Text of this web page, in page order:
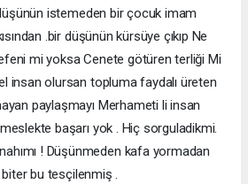
istemeden bir çocuk imam
.bir düşünün kürsüye çıkıp Ne
mi yoksa Cenete götüren terliği Mi
insan olursan topluma faydalı üreten
paylaşmayı Merhameti li insan
başarı yok . Hiç sorguladikmi.
! Düşünmeden kafa yormadan
bu tesçilenmiş .